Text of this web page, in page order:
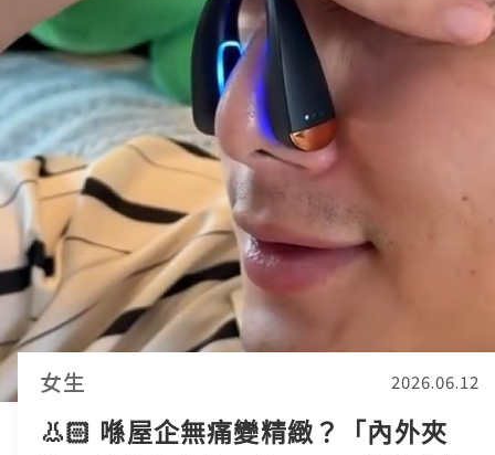
女生 2026.06.12
👃🏻 喺屋企無痛變精緻？「內外夾